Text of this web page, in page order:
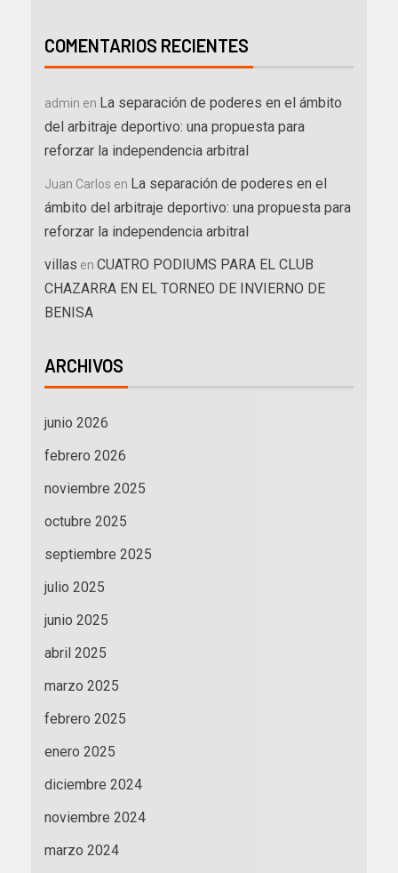
COMENTARIOS RECIENTES
admin en La separación de poderes en el ámbito
del arbitraje deportivo: una propuesta para
reforzar la independencia arbitral
Juan Carlos en La separación de poderes en el
ámbito del arbitraje deportivo: una propuesta para
reforzar la independencia arbitral
villas en CUATRO PODIUMS PARA EL CLUB
CHAZARRA EN EL TORNEO DE INVIERNO DE
BENISA
ARCHIVOS
junio 2026
febrero 2026
noviembre 2025
octubre 2025
septiembre 2025
julio 2025
junio 2025
abril 2025
marzo 2025
febrero 2025
enero 2025
diciembre 2024
noviembre 2024
marzo 2024